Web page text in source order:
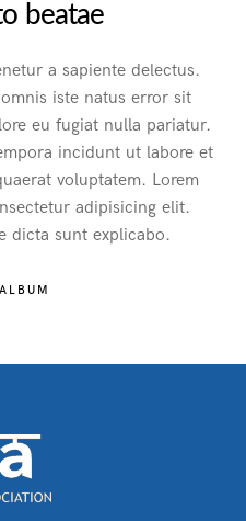
beatae
a sapiente delectus.
iste natus error sit
eu fugiat nulla pariatur.
incidunt ut labore et
voluptatem. Lorem
adipisicing elit.
dicta sunt explicabo.